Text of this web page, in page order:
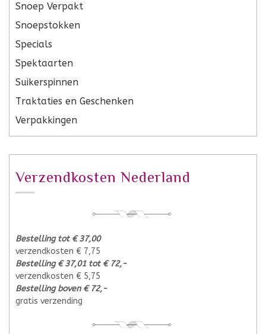
Snoep Verpakt
Snoepstokken
Specials
Spektaarten
Suikerspinnen
Traktaties en Geschenken
Verpakkingen
Verzendkosten Nederland
Bestelling tot € 37,00
verzendkosten € 7,75
Bestelling € 37,01 tot € 72,-
verzendkosten € 5,75
Bestelling boven € 72,-
gratis verzending